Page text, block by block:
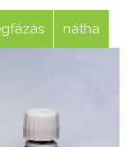
nátha